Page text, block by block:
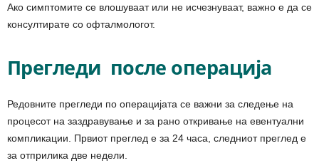
Ако симптомите се влошуваат или не исчезнуваат, важно е да се
консултирате со офталмологот.
Прегледи после операција
Редовните прегледи по операцијата се важни за следење на
процесот на заздравување и за рано откривање на евентуални
компликации. Првиот преглед е за 24 часа, следниот преглед е
за отприлика две недели.